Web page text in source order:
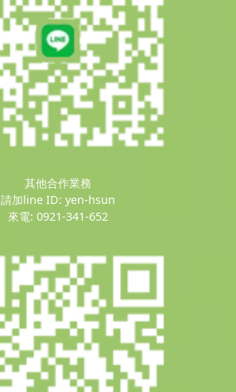
其他合作業務
請加line ID: yen-hsun
來電: 0921-341-652